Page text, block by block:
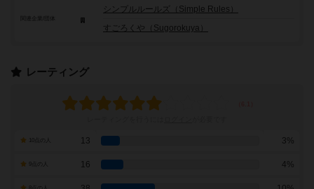
シンプルルールズ（Simple Rules）
すごろくや（Sugorokuya）
レーティング
13 3%
16 4%